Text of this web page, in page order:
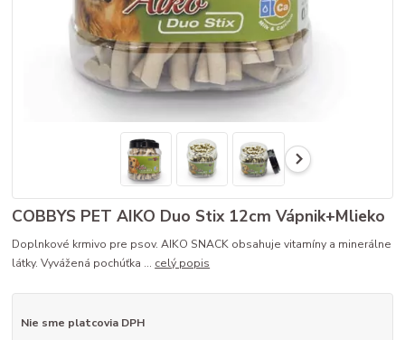
COBBYS PET AIKO Duo Stix 12cm Vápnik+Mlieko
Doplnkové krmivo pre psov. AIKO SNACK obsahuje vitamíny a minerálne
látky. Vyvážená pochúťka ... celý popis
Nie sme platcovia DPH